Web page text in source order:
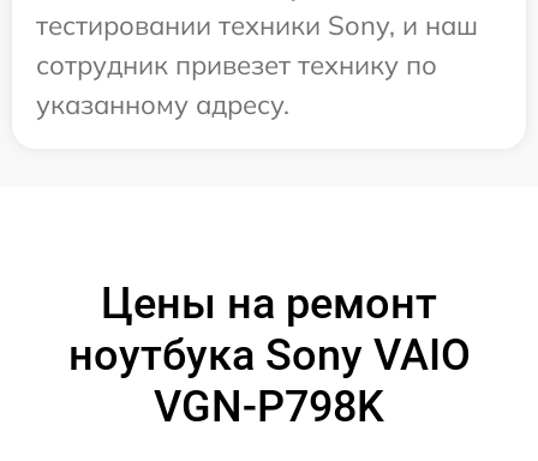
тестировании техники Sony, и наш
сотрудник привезет технику по
указанному адресу.
Цены на ремонт
ноутбука Sony VAIO
VGN-P798K